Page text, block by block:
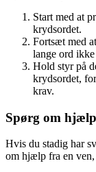
Start med at
krydsordet.
Fortsæt med
lange ord ikke
Hold styr på
krydsordet,
krav.
Spørg om hjælp
Hvis du stadig har
om hjælp fra en